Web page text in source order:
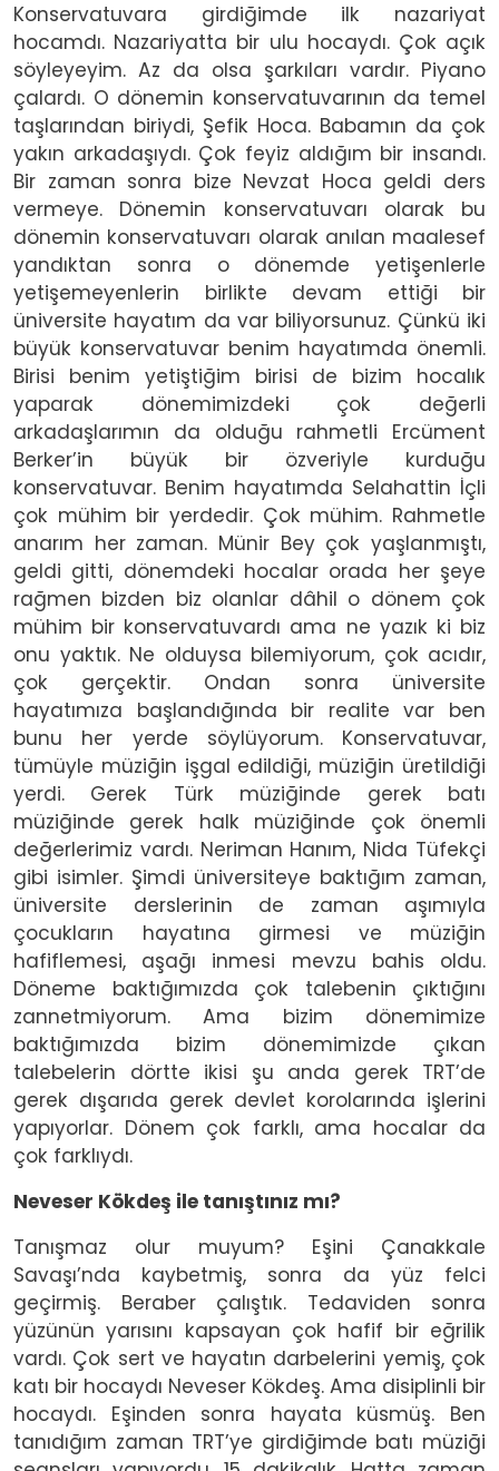
Konservatuvara girdiğimde ilk nazariyat
hocamdı. Nazariyatta bir ulu hocaydı. Çok açık
söyleyeyim. Az da olsa şarkıları vardır. Piyano
çalardı. O dönemin konservatuvarının da temel
taşlarından biriydi, Şefik Hoca. Babamın da çok
yakın arkadaşıydı. Çok feyiz aldığım bir insandı.
Bir zaman sonra bize Nevzat Hoca geldi ders
vermeye. Dönemin konservatuvarı olarak bu
dönemin konservatuvarı olarak anılan maalesef
yandıktan sonra o dönemde yetişenlerle
yetişemeyenlerin birlikte devam ettiği bir
üniversite hayatım da var biliyorsunuz. Çünkü iki
büyük konservatuvar benim hayatımda önemli.
Birisi benim yetiştiğim birisi de bizim hocalık
yaparak dönemimizdeki çok değerli
arkadaşlarımın da olduğu rahmetli Ercüment
Berker’in büyük bir özveriyle kurduğu
konservatuvar. Benim hayatımda Selahattin İçli
çok mühim bir yerdedir. Çok mühim. Rahmetle
anarım her zaman. Münir Bey çok yaşlanmıştı,
geldi gitti, dönemdeki hocalar orada her şeye
rağmen bizden biz olanlar dâhil o dönem çok
mühim bir konservatuvardı ama ne yazık ki biz
onu yaktık. Ne olduysa bilemiyorum, çok acıdır,
çok gerçektir. Ondan sonra üniversite
hayatımıza başlandığında bir realite var ben
bunu her yerde söylüyorum. Konservatuvar,
tümüyle müziğin işgal edildiği, müziğin üretildiği
yerdi. Gerek Türk müziğinde gerek batı
müziğinde gerek halk müziğinde çok önemli
değerlerimiz vardı. Neriman Hanım, Nida Tüfekçi
gibi isimler. Şimdi üniversiteye baktığım zaman,
üniversite derslerinin de zaman aşımıyla
çocukların hayatına girmesi ve müziğin
hafiflemesi, aşağı inmesi mevzu bahis oldu.
Döneme baktığımızda çok talebenin çıktığını
zannetmiyorum. Ama bizim dönemimize
baktığımızda bizim dönemimizde çıkan
talebelerin dörtte ikisi şu anda gerek TRT’de
gerek dışarıda gerek devlet korolarında işlerini
yapıyorlar. Dönem çok farklı, ama hocalar da
çok farklıydı.
Neveser Kökdeş ile tanıştınız mı?
Tanışmaz olur muyum? Eşini Çanakkale
Savaşı’nda kaybetmiş, sonra da yüz felci
geçirmiş. Beraber çalıştık. Tedaviden sonra
yüzünün yarısını kapsayan çok hafif bir eğrilik
vardı. Çok sert ve hayatın darbelerini yemiş, çok
katı bir hocaydı Neveser Kökdeş. Ama disiplinli bir
hocaydı. Eşinden sonra hayata küsmüş. Ben
tanıdığım zaman TRT’ye girdiğimde batı müziği